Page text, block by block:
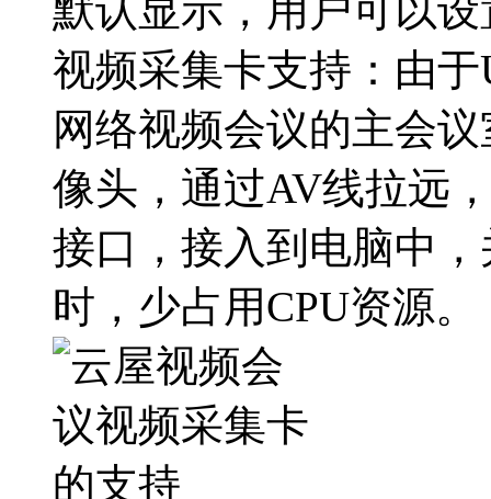
默认显示，用户可以
视频采集卡支持：由
网络视频会议的主会
像头，通过AV线拉远
接口，接入到电脑中
时，少占用CPU资源。